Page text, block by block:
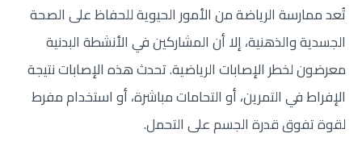
تُعد ممارسة الرياضة من الأمور الحيوية للحفاظ على الصحة
الجسدية والذهنية، إلا أن المشاركين في الأنشطة البدنية
معرضون لخطر الإصابات الرياضية. تحدث هذه الإصابات نتيجة
الإفراط في التمرين، أو التحامات مباشرة، أو استخدام مفرط
لقوة تفوق قدرة الجسم على التحمل.